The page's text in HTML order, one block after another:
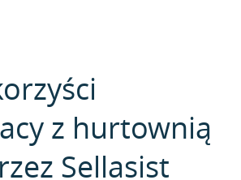
z hurtownią
Sellasist